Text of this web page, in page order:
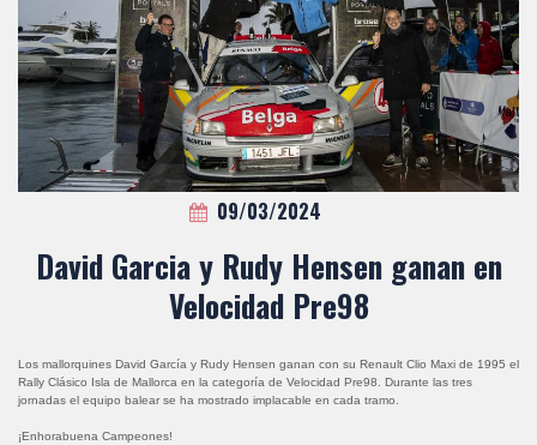
09/03/2024
David Garcia y Rudy Hensen ganan en
Velocidad Pre98
Los mallorquines David García y Rudy Hensen ganan con su Renault Clio Maxi de 1995 el
Rally Clásico Isla de Mallorca en la categoría de Velocidad Pre98. Durante las tres
jornadas el equipo balear se ha mostrado implacable en cada tramo.
¡Enhorabuena Campeones!